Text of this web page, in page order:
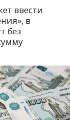
ввести
в
без